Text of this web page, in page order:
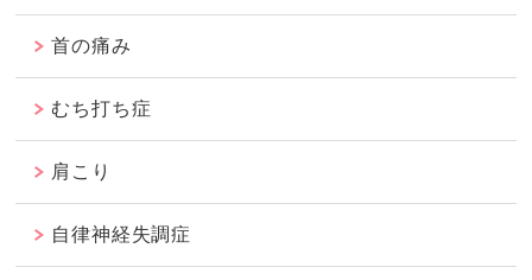
首の痛み
むち打ち症
肩こり
自律神経失調症